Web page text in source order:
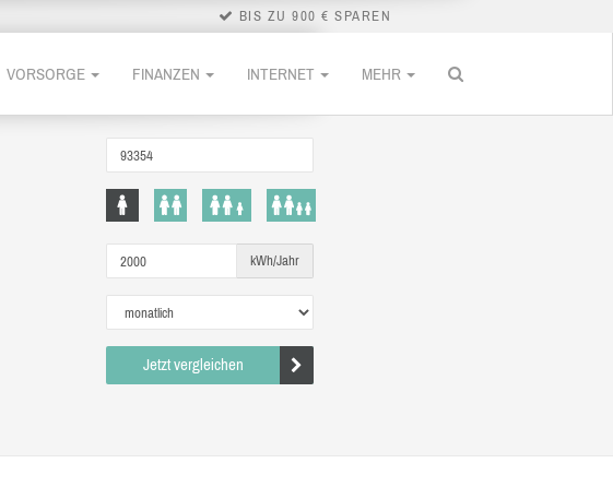
BIS ZU 900 € SPAREN
VORSORGE FINANZEN INTERNET MEHR
kWh/Jahr
Jetzt vergleichen